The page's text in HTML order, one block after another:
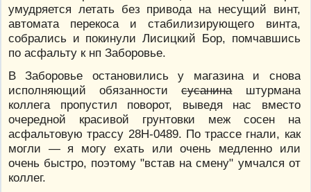
умудряется летать без привода на несущий винт,
автомата перекоса и стабилизирующего винта,
собрались и покинули Лисицкий Бор, помчавшись
по асфальту к нп Заборовье.
В Заборовье остановились у магазина и снова
исполняющий обязанностисусанинаштурмана
коллега пропустил поворот, выведя нас вместо
очередной красивой грунтовки меж сосен на
асфальтовую трассу 28Н-0489. По трассе гнали, как
могли — я могу ехать или очень медленно или
очень быстро, поэтому "встав на смену" умчался от
коллег.